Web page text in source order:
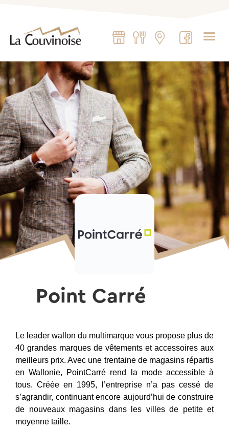
Point Carré
Le leader wallon du multimarque vous propose plus de
40 grandes marques de vêtements et accessoires aux
meilleurs prix. Avec une trentaine de magasins répartis
en Wallonie, PointCarré rend la mode accessible à
tous. Créée en 1995, l’entreprise n’a pas cessé de
s’agrandir, continuant encore aujourd’hui de construire
de nouveaux magasins dans les villes de petite et
moyenne taille.